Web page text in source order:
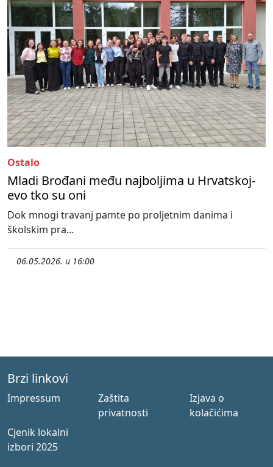
Ostalo
Mladi Brođani među najboljima u Hrvatskoj-
evo tko su oni
Dok mnogi travanj pamte po proljetnim danima i
školskim pra...
06.05.2026. u 16:00
Brzi linkovi
Impressum
Zaštita
privatnosti
Izjava o
kolačićima
Cjenik lokalni
izbori 2025